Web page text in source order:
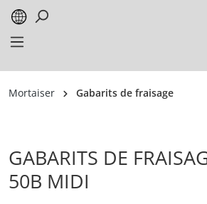
springen
Mortaiser Gabarits de fraisage
GABARITS DE
50B MIDI